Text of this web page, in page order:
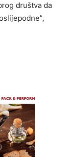
društva da